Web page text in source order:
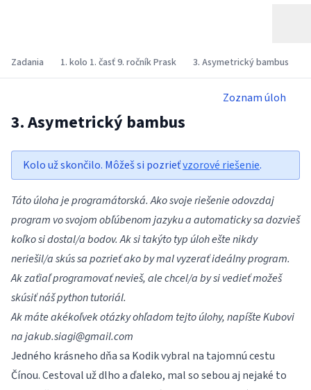
Zadania 1. kolo 1. časť 9. ročník Prask 3. Asymetrický bambus
Zoznam úloh
3. Asymetrický bambus
Kolo už skončilo. Môžeš si pozrieťvzorové riešenie.
Táto úloha je programátorská. Ako svoje riešenie odovzdaj
program vo svojom obľúbenom jazyku a automaticky sa dozvieš
koľko si dostal/a bodov. Ak si takýto typ úloh ešte nikdy
neriešil/a skús sa pozrieť ako by mal vyzeraťideálny program.
Ak zaťiaľ programovať nevieš, ale chcel/a by si vedieť možeš
skúsiť nášpython tutoriál.
Ak máte akékoľvek otázky ohľadom tejto úlohy, napíšte Kubovi
najakub.siagi@gmail.com
Jedného krásneho dňa sa Kodik vybral na tajomnú cestu
Čínou. Cestoval už dlho a ďaleko, mal so sebou aj nejaké to